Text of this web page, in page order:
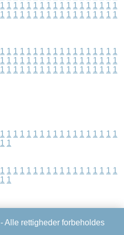
1 1 1 1 1 1 1 1 1 1 1 1 1 1 1 1 1 1
1 1 1 1 1 1 1 1 1 1 1 1 1 1 1 1 1 1
1 1 1 1 1 1 1 1 1 1 1 1 1 1 1 1 1 1
1 1 1 1 1 1 1 1 1 1 1 1 1 1 1 1 1 1
1 1 1 1 1 1 1 1 1 1 1 1 1 1 1 1 1 1
1 1 1 1 1 1 1 1 1 1 1 1 1 1 1 1 1 1
1 1
1 1 1 1 1 1 1 1 1 1 1 1 1 1 1 1 1 1
1 1
- Alle rettigheder forbeholdes